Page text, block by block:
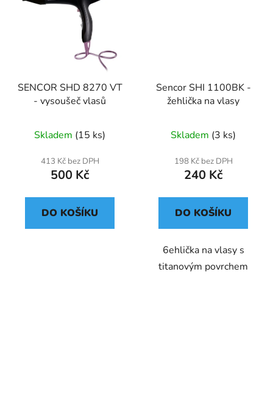
SENCOR SHD 8270 VT
- vysoušeč vlasů
Skladem (15 ks)
413 Kč bez DPH
500 Kč
DO KOŠÍKU
Sencor SHI 1100BK -
žehlička na vlasy
Skladem (3 ks)
198 Kč bez DPH
240 Kč
DO KOŠÍKU
6ehlička na vlasy s
titanovým povrchem